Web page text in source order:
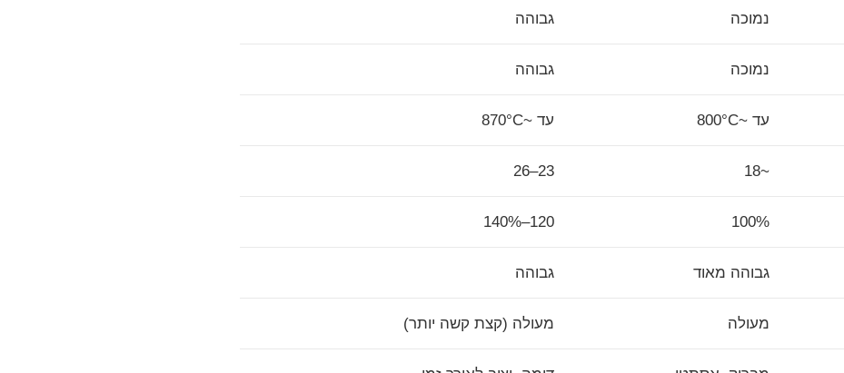
נמוכה גבוהה
נמוכה גבוהה
עד ~800°C עד ~870°C
~18
23–26
100%
120–140%
גבוהה מאוד גבוהה
מעולה מעולה (קצת קשה יותר)